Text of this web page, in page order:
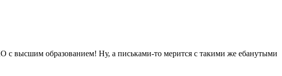
с высшим образованием! Ну, а письками-то мерится с такими же ебанутыми